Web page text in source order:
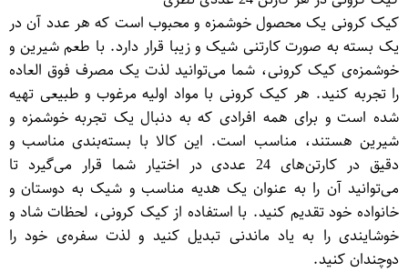
کیک کرونی یک محصول خوشمزه و محبوب است که هر عدد آن در
یک بسته به صورت کارتنی شیک و زیبا قرار دارد. با طعم شیرین و
خوشمزه‌ی کیک کرونی، شما می‌توانید لذت یک مصرف فوق العاده
را تجربه کنید. هر کیک کرونی با مواد اولیه مرغوب و طبیعی تهیه
شده است و برای همه افرادی که به دنبال یک تجربه خوشمزه و
شیرین هستند، مناسب است. این کالا با بسته‌بندی مناسب و
دقیق در کارتن‌های 24 عددی در اختیار شما قرار می‌گیرد تا
می‌توانید آن را به عنوان یک هدیه مناسب و شیک به دوستان و
خانواده خود تقدیم کنید. با استفاده از کیک کرونی، لحظات شاد و
خوشایندی را به یاد ماندنی تبدیل کنید و لذت سفره‌ی خود را
دوچندان کنید.